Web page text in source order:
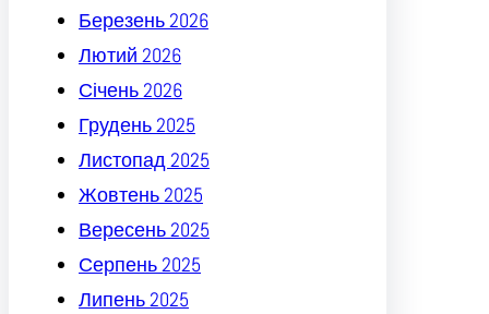
Березень 2026
Лютий 2026
Січень 2026
Грудень 2025
Листопад 2025
Жовтень 2025
Вересень 2025
Серпень 2025
Липень 2025